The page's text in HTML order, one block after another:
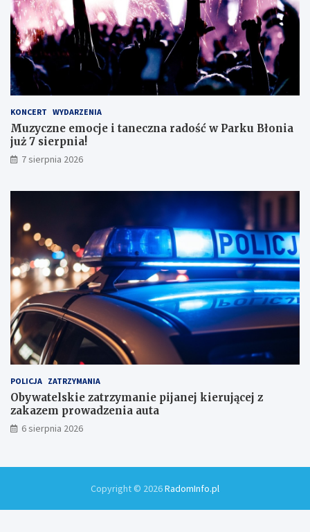
o
s
k
o
n
a
ł
m
i
w
y
k
a
m
!
KONCERT WYDARZENIA
Muzyczne emocje i taneczna radość w Parku Błonia
już 7 sierpnia!
7 sierpnia 2026
POLICJA ZATRZYMANIA
Obywatelskie zatrzymanie pijanej kierującej z
zakazem prowadzenia auta
6 sierpnia 2026
Copyright © 2026RadomInfo.pl